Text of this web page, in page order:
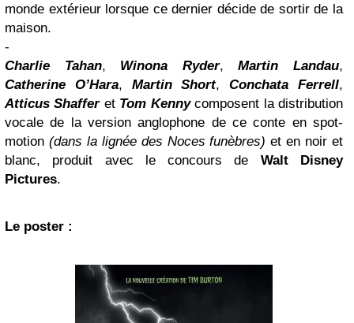
monde extérieur lorsque ce dernier décide de sortir de la
maison.
-
Charlie Tahan, Winona Ryder,Martin Landau,
Catherine O’Hara, Martin Short,Conchata Ferrell,
Atticus Shafferet Tom Kennycomposent la distribution
vocale de la version anglophone de ce conte en spot-
motion (dans la lignée des Noces funèbres) et en noir et
blanc, produit avec le concours de Walt Disney
Pictures.
Le poster :